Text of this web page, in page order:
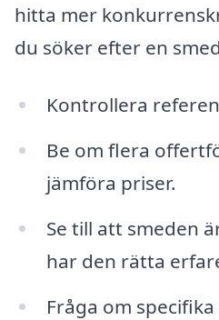
hitta mer
du söker efter en
Kontrollera
Be om flera
jämföra priser.
Se till att smeden
har den rätta
Fråga om